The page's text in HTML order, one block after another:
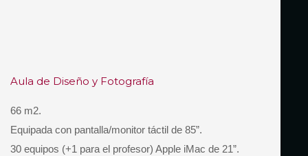
Aula de Diseño y Fotografía
66 m2.
Equipada con pantalla/monitor táctil de 85”.
30 equipos (+1 para el profesor) Apple iMac de 21”.